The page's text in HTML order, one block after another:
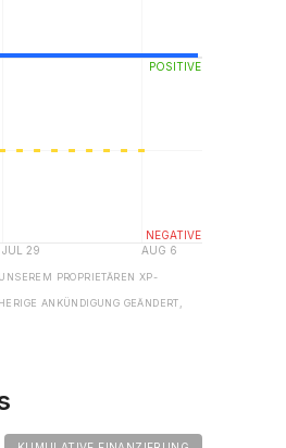
PROPRIETÄREN XP-
ANKÜNDIGUNG GEÄNDERT,